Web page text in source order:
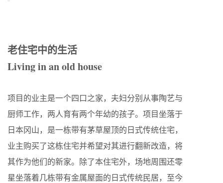
老住宅中的生活
Living in an old house
项目的业主是一个四口之家，夫妇分别从事陶艺与
厨师工作，两人育有两个年幼的孩子。项目坐落于
日本冈山，是一栋带有茅草屋顶的日式传统住宅，
业主购买了这栋住宅并希望对其进行翻新改造，将
其作为他们的新家。除了本住宅外，场地周围还零
星坐落着几栋带有金属屋面的日式传统民居，至今